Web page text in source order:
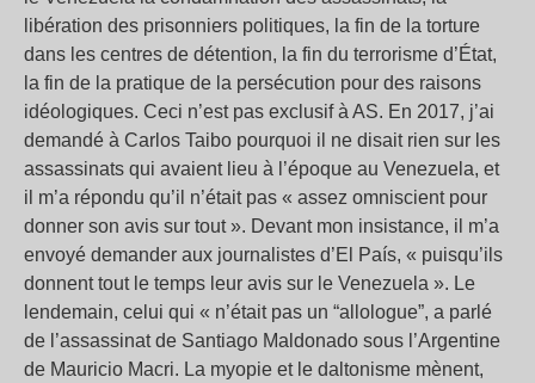
libération des prisonniers politiques, la fin de la torture
dans les centres de détention, la fin du terrorisme d’État,
la fin de la pratique de la persécution pour des raisons
idéologiques. Ceci n’est pas exclusif à AS. En 2017, j’ai
demandé à Carlos Taibo pourquoi il ne disait rien sur les
assassinats qui avaient lieu à l’époque au Venezuela, et
il m’a répondu qu’il n’était pas « assez omniscient pour
donner son avis sur tout ». Devant mon insistance, il m’a
envoyé demander aux journalistes d’El País, « puisqu’ils
donnent tout le temps leur avis sur le Venezuela ». Le
lendemain, celui qui « n’était pas un “allologue”, a parlé
de l’assassinat de Santiago Maldonado sous l’Argentine
de Mauricio Macri. La myopie et le daltonisme mènent,